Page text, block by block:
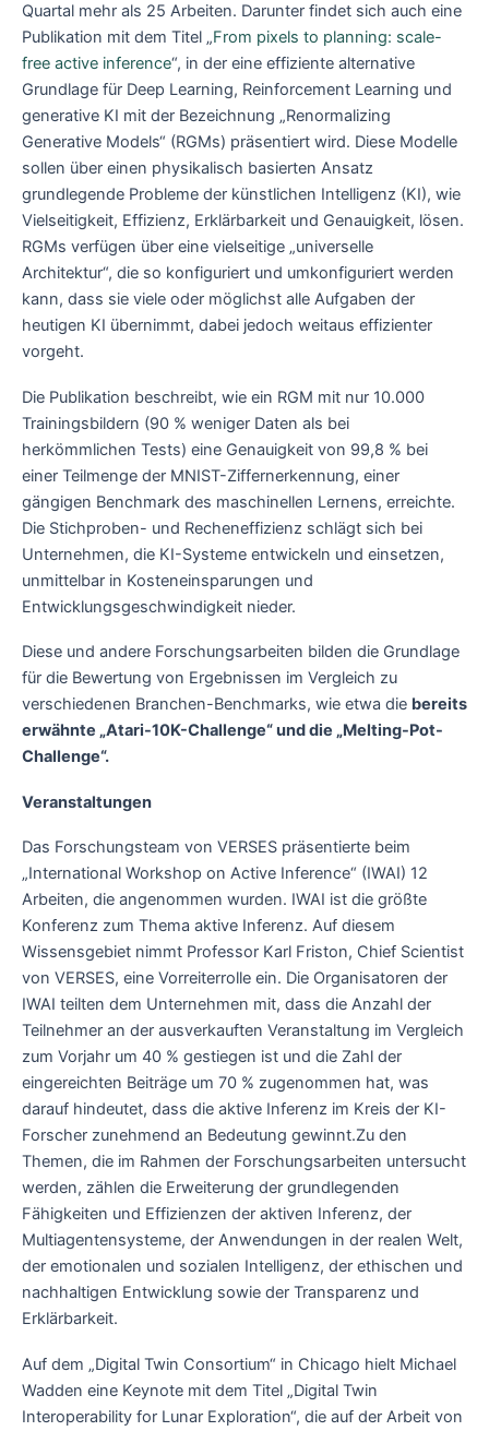
Quartal mehr als 25 Arbeiten. Darunter findet sich auch eine
Publikation mit dem Titel „From pixels to planning: scale-
free active inference“, in der eine effiziente alternative
Grundlage für Deep Learning, Reinforcement Learning und
generative KI mit der Bezeichnung „Renormalizing
Generative Models“ (RGMs) präsentiert wird. Diese Modelle
sollen über einen physikalisch basierten Ansatz
grundlegende Probleme der künstlichen Intelligenz (KI), wie
Vielseitigkeit, Effizienz, Erklärbarkeit und Genauigkeit, lösen.
RGMs verfügen über eine vielseitige „universelle
Architektur“, die so konfiguriert und umkonfiguriert werden
kann, dass sie viele oder möglichst alle Aufgaben der
heutigen KI übernimmt, dabei jedoch weitaus effizienter
vorgeht.
Die Publikation beschreibt, wie ein RGM mit nur 10.000
Trainingsbildern (90 % weniger Daten als bei
herkömmlichen Tests) eine Genauigkeit von 99,8 % bei
einer Teilmenge der MNIST-Ziffernerkennung, einer
gängigen Benchmark des maschinellen Lernens, erreichte.
Die Stichproben- und Recheneffizienz schlägt sich bei
Unternehmen, die KI-Systeme entwickeln und einsetzen,
unmittelbar in Kosteneinsparungen und
Entwicklungsgeschwindigkeit nieder.
Diese und andere Forschungsarbeiten bilden die Grundlage
für die Bewertung von Ergebnissen im Vergleich zu
verschiedenen Branchen-Benchmarks, wie etwa die bereits
erwähnte „Atari-10K-Challenge“ und die „Melting-Pot-
Challenge“.
Veranstaltungen
Das Forschungsteam von VERSES präsentierte beim
„International Workshop on Active Inference“ (IWAI) 12
Arbeiten, die angenommen wurden. IWAI ist die größte
Konferenz zum Thema aktive Inferenz. Auf diesem
Wissensgebiet nimmt Professor Karl Friston, Chief Scientist
von VERSES, eine Vorreiterrolle ein. Die Organisatoren der
IWAI teilten dem Unternehmen mit, dass die Anzahl der
Teilnehmer an der ausverkauften Veranstaltung im Vergleich
zum Vorjahr um 40 % gestiegen ist und die Zahl der
eingereichten Beiträge um 70 % zugenommen hat, was
darauf hindeutet, dass die aktive Inferenz im Kreis der KI-
Forscher zunehmend an Bedeutung gewinnt.Zu den
Themen, die im Rahmen der Forschungsarbeiten untersucht
werden, zählen die Erweiterung der grundlegenden
Fähigkeiten und Effizienzen der aktiven Inferenz, der
Multiagentensysteme, der Anwendungen in der realen Welt,
der emotionalen und sozialen Intelligenz, der ethischen und
nachhaltigen Entwicklung sowie der Transparenz und
Erklärbarkeit.
Auf dem „Digital Twin Consortium“ in Chicago hielt Michael
Wadden eine Keynote mit dem Titel „Digital Twin
Interoperability for Lunar Exploration“, die auf der Arbeit von